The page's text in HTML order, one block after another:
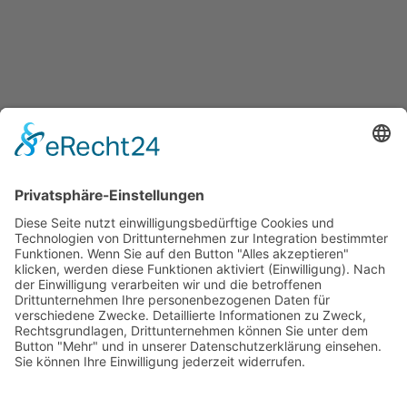
Quicklinks
Symworking Ecosystem
Mitglied werden
Social Media